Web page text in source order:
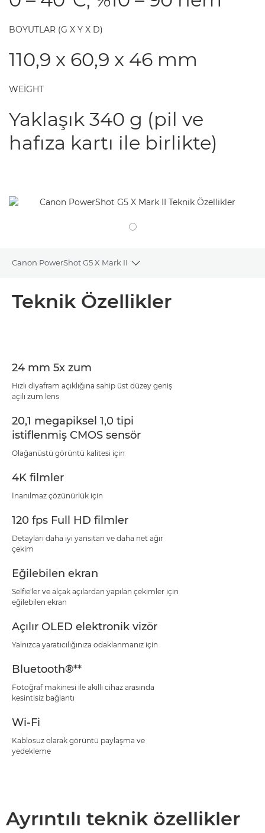
BOYUTLAR (G X Y X D)
110,9 x 60,9 x 46 mm
WEIGHT
Yaklaşık 340 g (pil ve
hafıza kartı ile birlikte)
Canon PowerShot G5 X Mark II
Toggle breadcrumbs
Teknik Özellikler
24 mm 5x zum
Hızlı diyafram açıklığına sahip üst düzey geniş
açılı zum lens
20,1 megapiksel 1,0 tipi
istiflenmiş CMOS sensör
Olağanüstü görüntü kalitesi için
4K filmler
İnanılmaz çözünürlük için
120 fps Full HD filmler
Detayları daha iyi yansıtan ve daha net ağır
çekim
Eğilebilen ekran
Selfie'ler ve alçak açılardan yapılan çekimler için
eğilebilen ekran
Açılır OLED elektronik vizör
Yalnızca yaratıcılığınıza odaklanmanız için
Bluetooth®**
Fotoğraf makinesi ile akıllı cihaz arasında
kesintisiz bağlantı
Wi-Fi
Kablosuz olarak görüntü paylaşma ve
yedekleme
Ayrıntılı teknik özellikler